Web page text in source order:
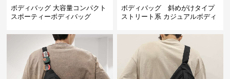
ボディバッグ 大容量コンパクト
スポーティーボディバッグ
ボディバッグ 斜めがけタイプ
ストリート系 カジュアルボディ